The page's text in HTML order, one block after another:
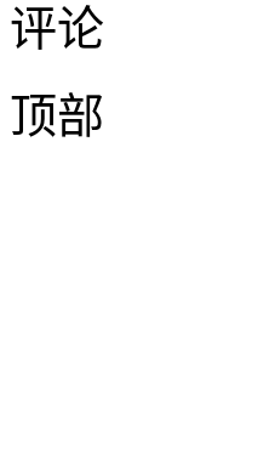
评论
顶部